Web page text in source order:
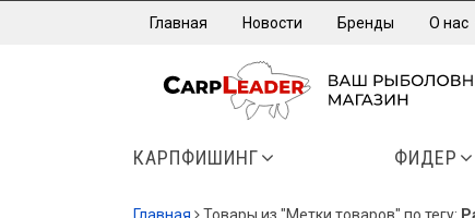
Главная Новости Бренды О нас
КАРПФИШИНГ ФИДЕР